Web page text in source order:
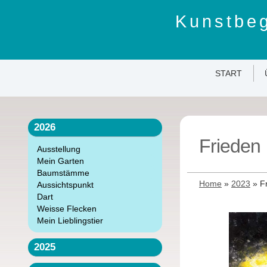
START
2026
Ausstellung
Mein Garten
Baumstämme
Aussichtspunkt
Dart
Weisse Flecken
Mein Lieblingstier
2025
Frieden
Home » 2023 »